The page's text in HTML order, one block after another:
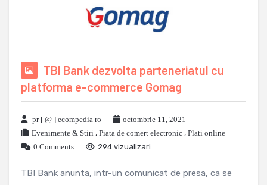
TBI Bank dezvolta parteneriatul cu
platforma e-commerce Gomag
pr [ @ ] ecompedia ro
octombrie 11, 2021
Evenimente & Stiri , Piata de comert electronic , Plati online
0 Comments
294 vizualizari
TBI Bank anunta, intr-un comunicat de presa, ca se